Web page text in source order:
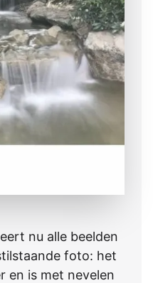
nu alle beelden
foto: het
en is met nevelen